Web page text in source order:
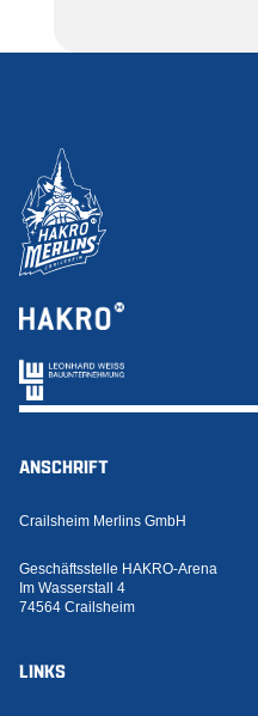
ANSCHRIFT
Crailsheim Merlins GmbH
Geschäftsstelle HAKRO-Arena
Im Wasserstall 4
74564 Crailsheim
LINKS